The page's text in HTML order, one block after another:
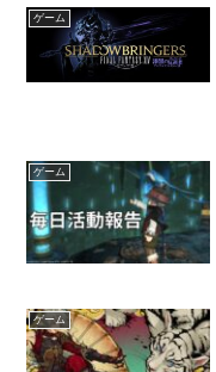
ゲーム
ゲーム
ゲーム